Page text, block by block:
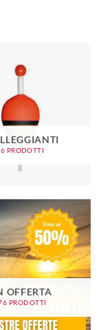
6 PRODOTTI
OFFERTA
PRODOTTI